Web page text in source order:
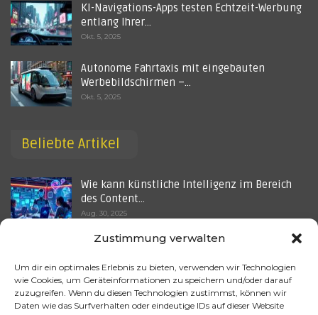
Zustimmung verwalten
Um dir ein optimales Erlebnis zu bieten, verwenden wir Technologien
wie Cookies, um Geräteinformationen zu speichern und/oder darauf
zuzugreifen. Wenn du diesen Technologien zustimmst, können wir
Daten wie das Surfverhalten oder eindeutige IDs auf dieser Website
KI-Navigations-Apps testen Echtzeit-Werbung
entlang Ihrer…
Okt. 5, 2025
Autonome Fahrtaxis mit eingebauten
Werbebildschirmen –…
Okt. 5, 2025
Beliebte Artikel
Wie kann künstliche Intelligenz im Bereich
des Content…
Aug. 30, 2025
Beeinflussung der Influencer: KI und die
MrBeasts KI-Thumbnail-Tool entfacht eine…